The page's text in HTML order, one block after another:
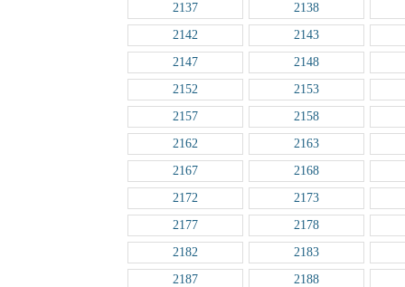
2137
2138
2142
2143
2147
2148
2152
2153
2157
2158
2162
2163
2167
2168
2172
2173
2177
2178
2182
2183
2187
2188